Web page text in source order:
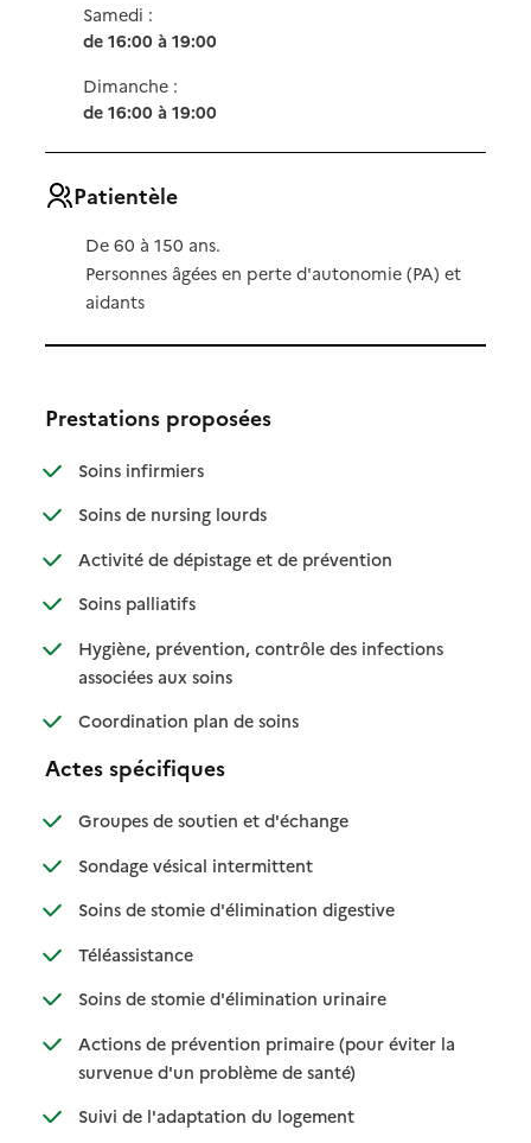
Samedi :
de 16:00 à 19:00
Dimanche :
de 16:00 à 19:00
Patientèle
De 60 à 150 ans.
Personnes âgées en perte d'autonomie (PA) et
aidants
Prestations proposées
Soins infirmiers: disponible
: non disponible
Soins de nursing lourds: disponible
: non disponible
Activité de dépistage et de prévention: disponible
: non disponible
Soins palliatifs: disponible
: non disponible
Hygiène, prévention, contrôle des infections
associées aux soins: disponible
: non disponible
Coordination plan de soins: disponible
: non disponible
Actes spécifiques
Groupes de soutien et d'échange: disponible
: non disponible
Sondage vésical intermittent: disponible
: non disponible
Soins de stomie d'élimination digestive: disponible
: non disponible
Téléassistance: disponible
: non disponible
Soins de stomie d'élimination urinaire: disponible
: non disponible
Actions de prévention primaire (pour éviter la
survenue d'un problème de santé): disponible
: non disponible
Suivi de l'adaptation du logement: disponible
: non disponible